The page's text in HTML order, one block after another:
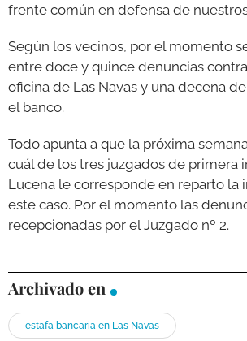
frente común en defensa de
Según los vecinos, por el momento
entre doce y quince denuncias
oficina de Las Navas y una decena
el banco.
Todo apunta a que la próxima
cuál de los tres juzgados de primera
Lucena le corresponde en reparto la
este caso. Por el momento las
recepcionadas por el Juzgado nº 2.
Archivado en
estafa bancaria en Las Navas